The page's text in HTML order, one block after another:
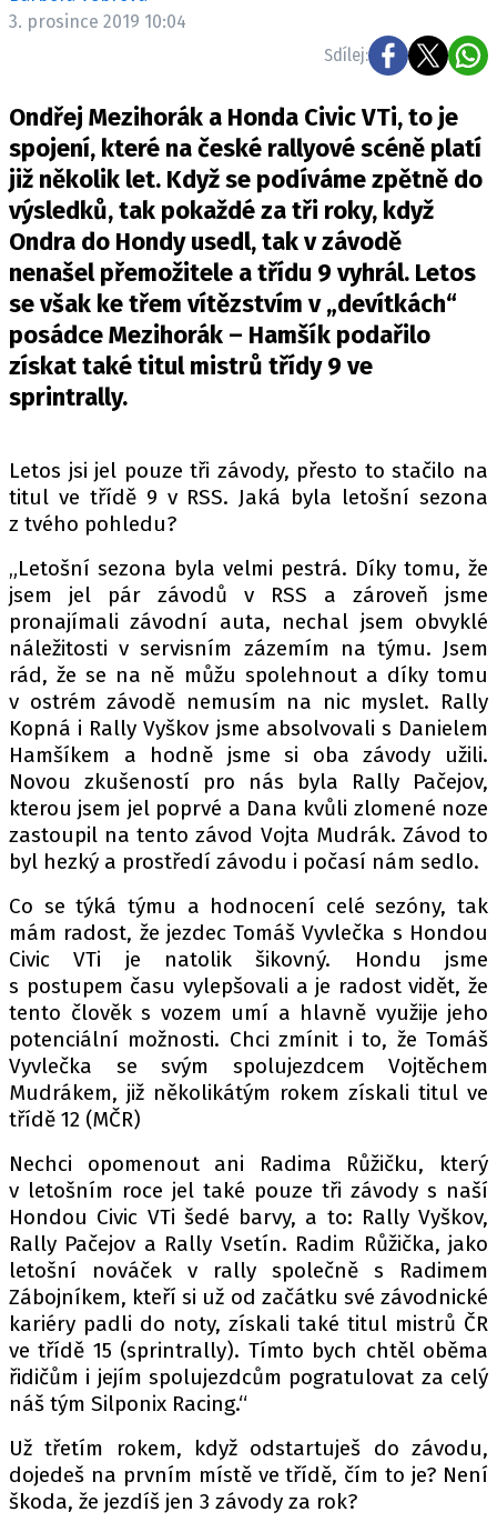
TRH S ELEKTROMOBILY
RALLY
OSTATNÍ
TISKOVKY
ROZHOVORY
DAKAR
Z DOMOVA
PIT LANE
FIA CEZ & POHÁRY
MEZINÁRODNÍ SCÉNA
SLEDUJTE NÁS NA |
Máte příběh, fotku nebo video?
Pošlete e-mail na autoroad.cz
ETICKÝ KODEX
VYDAVATEL
INZERCE
OSOBNÍ ÚDAJE / COOKIES
Provozovatelem serveru autoroad.cz je
INCORP MEDIA GROUP s.r.o., IČ: 118 23 054
3. prosince 2019 10:04
Sdílej:
Ondřej Mezihorák a Honda Civic VTi, to je
spojení, které na české rallyové scéně platí
již několik let. Když se podíváme zpětně do
výsledků, tak pokaždé za tři roky, když
Ondra do Hondy usedl, tak v závodě
nenašel přemožitele a třídu 9 vyhrál. Letos
se však ke třem vítězstvím v „devítkách“
posádce Mezihorák – Hamšík podařilo
získat také titul mistrů třídy 9 ve
sprintrally.
Letos jsi jel pouze tři závody, přesto to stačilo na
titul ve třídě 9 v RSS. Jaká byla letošní sezona
z tvého pohledu?
„Letošní sezona byla velmi pestrá. Díky tomu, že
jsem jel pár závodů v RSS a zároveň jsme
pronajímali závodní auta, nechal jsem obvyklé
náležitosti v servisním zázemím na týmu. Jsem
rád, že se na ně můžu spolehnout a díky tomu
v ostrém závodě nemusím na nic myslet. Rally
Kopná i Rally Vyškov jsme absolvovali s Danielem
Hamšíkem a hodně jsme si oba závody užili.
Novou zkušeností pro nás byla Rally Pačejov,
kterou jsem jel poprvé a Dana kvůli zlomené noze
zastoupil na tento závod Vojta Mudrák. Závod to
byl hezký a prostředí závodu i počasí nám sedlo.
Co se týká týmu a hodnocení celé sezóny, tak
mám radost, že jezdec Tomáš Vyvlečka s Hondou
Civic VTi je natolik šikovný. Hondu jsme
s postupem času vylepšovali a je radost vidět, že
tento člověk s vozem umí a hlavně využije jeho
potenciální možnosti. Chci zmínit i to, že Tomáš
Vyvlečka se svým spolujezdcem Vojtěchem
Mudrákem, již několikátým rokem získali titul ve
třídě 12 (MČR)
Nechci opomenout ani Radima Růžičku, který
v letošním roce jel také pouze tři závody s naší
Hondou Civic VTi šedé barvy, a to: Rally Vyškov,
Rally Pačejov a Rally Vsetín. Radim Růžička, jako
letošní nováček v rally společně s Radimem
Zábojníkem, kteří si už od začátku své závodnické
kariéry padli do noty, získali také titul mistrů ČR
ve třídě 15 (sprintrally). Tímto bych chtěl oběma
řidičům i jejím spolujezdcům pogratulovat za celý
náš tým Silponix Racing.“
Už třetím rokem, když odstartuješ do závodu,
dojedeš na prvním místě ve třídě, čím to je? Není
škoda, že jezdíš jen 3 závody za rok?